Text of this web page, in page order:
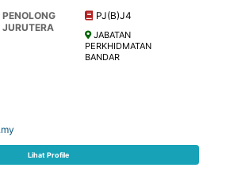
PENOLONG
JURUTERA
PJ(B)J4
JABATAN
PERKHIDMATAN
BANDAR
Lihat Profile